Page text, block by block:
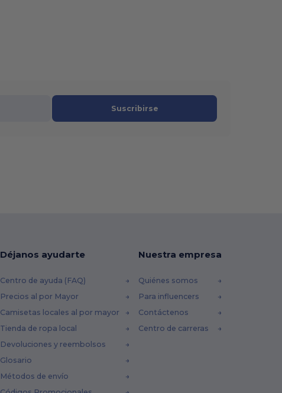
Suscribirse
Déjanos ayudarte
Centro de ayuda (FAQ)
Precios al por Mayor
Camisetas locales al por mayor
Tienda de ropa local
Devoluciones y reembolsos
Glosario
Métodos de envío
Nuestra empresa
Quiénes somos
Para influencers
Contáctenos
Centro de carreras